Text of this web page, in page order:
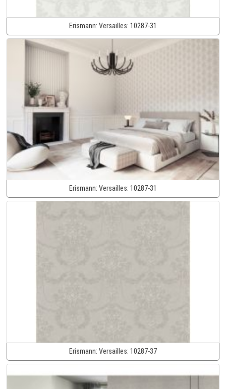
Erismann: Versailles: 10287-31
Erismann: Versailles: 10287-31
Erismann: Versailles: 10287-37